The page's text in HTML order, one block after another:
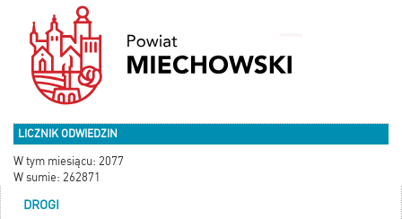
LICZNIK ODWIEDZIN
W tym miesiącu: 2077
W sumie: 262871
DROGI